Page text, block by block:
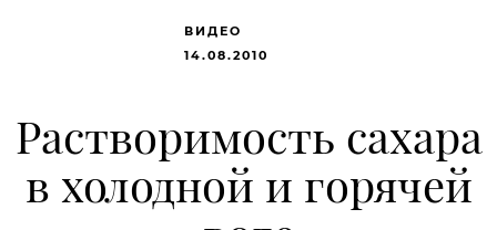
ВИДЕО
14.08.2010
Растворимость сахара
в холодной и горячей